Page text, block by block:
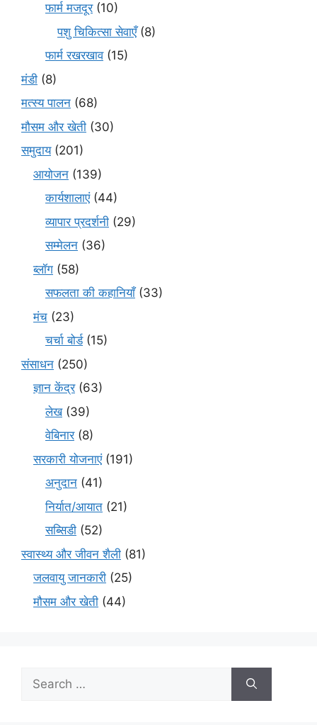
फार्म मजदूर(10)
पशु चिकित्सा सेवाएँ(8)
फार्म रखरखाव(15)
मंडी (8)
मत्स्य पालन (68)
मौसम और खेती (30)
समुदाय(201)
आयोजन (139)
कार्यशालाएं(44)
व्यापार प्रदर्शनी (29)
सम्मेलन (36)
ब्लॉग (58)
सफलता की कहानियाँ(33)
मंच (23)
चर्चा बोर्ड(15)
संसाधन (250)
ज्ञान केंद्र(63)
लेख(39)
वेबिनार(8)
सरकारी योजनाएं(191)
अनुदान (41)
निर्यात/आयात (21)
सब्सिडी (52)
स्वास्थ्य और जीवन शैली (81)
जलवायु जानकारी (25)
मौसम और खेती (44)